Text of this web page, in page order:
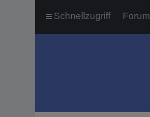
Schnellzugriff Forum